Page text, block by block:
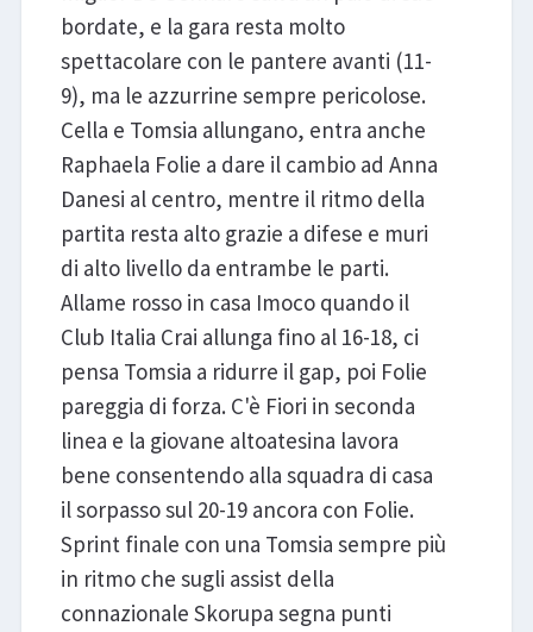
bordate, e la gara resta molto
spettacolare con le pantere avanti (11-
9), ma le azzurrine sempre pericolose.
Cella e Tomsia allungano, entra anche
Raphaela Folie a dare il cambio ad Anna
Danesi al centro, mentre il ritmo della
partita resta alto grazie a difese e muri
di alto livello da entrambe le parti.
Allame rosso in casa Imoco quando il
Club Italia Crai allunga fino al 16-18, ci
pensa Tomsia a ridurre il gap, poi Folie
pareggia di forza. C'è Fiori in seconda
linea e la giovane altoatesina lavora
bene consentendo alla squadra di casa
il sorpasso sul 20-19 ancora con Folie.
Sprint finale con una Tomsia sempre più
in ritmo che sugli assist della
connazionale Skorupa segna punti